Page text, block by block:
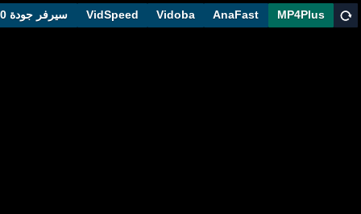
MP4Plus
AnaFast
Vidoba
VidSpeed سيرفر جودة 1080